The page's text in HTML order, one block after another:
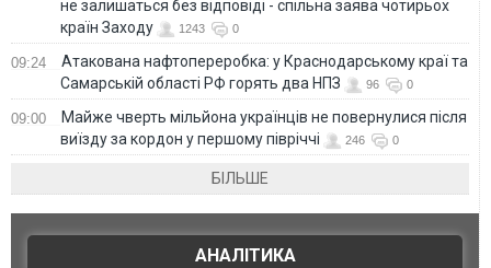
не залишаться без відповіді - спільна заява чотирьох
країн Заходу
1243 0
09:24
Атакована нафтопереробка: у Краснодарському краї та
Самарській області РФ горять два НПЗ
96 0
09:00
Майже чверть мільйона українців не повернулися після
виїзду за кордон у першому півріччі
246 0
БІЛЬШЕ
АНАЛІТИКА